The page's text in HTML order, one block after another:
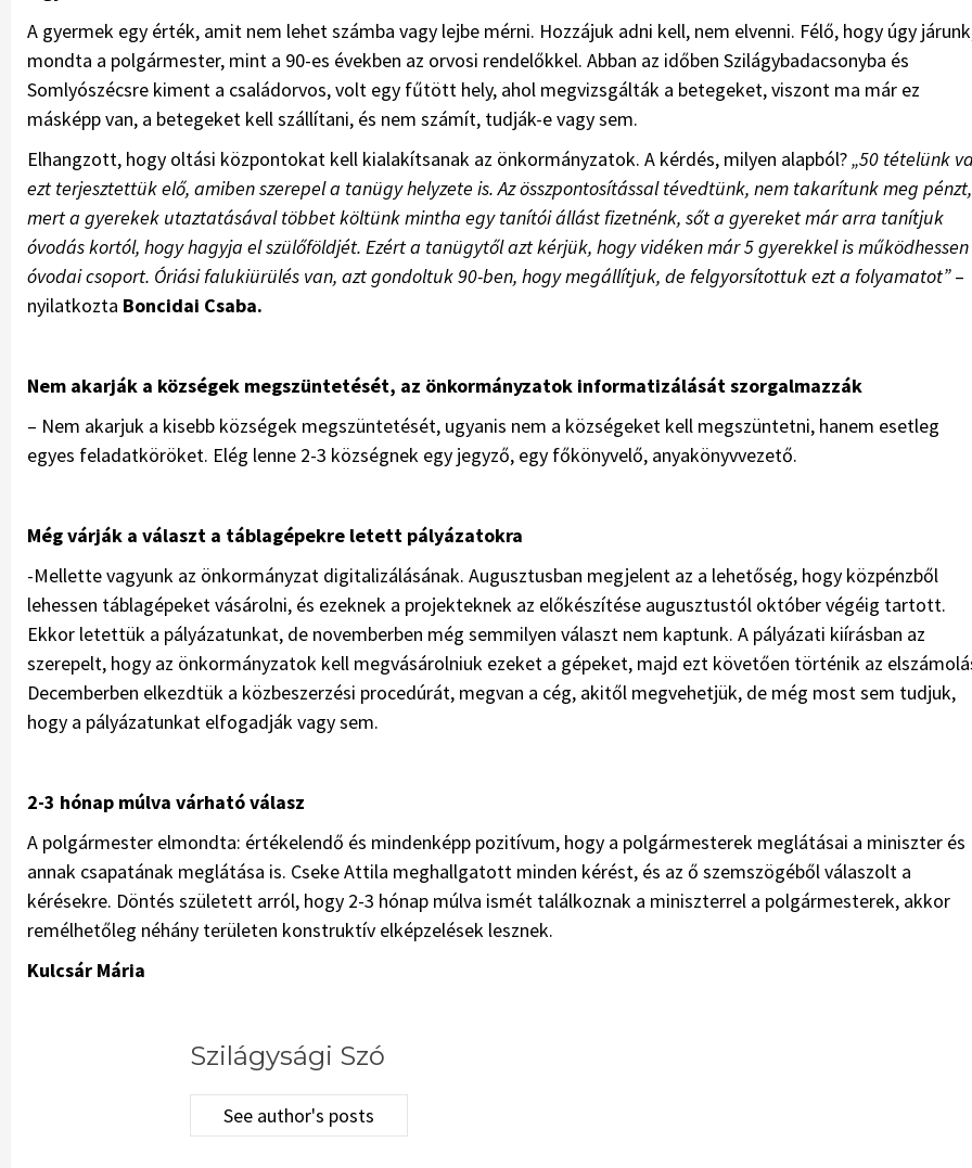
A gyermek egy érték, amit nem lehet számba vagy lejbe mérni. Hozzájuk adni kell, nem elvenni. Félő, hogy úgy
mondta a polgármester, mint a 90-es években az orvosi rendelőkkel. Abban az időben Szilágybadacsonyba és
Somlyószécsre kiment a családorvos, volt egy fűtött hely, ahol megvizsgálták a betegeket, viszont ma már ez
másképp van, a betegeket kell szállítani, és nem számít, tudják-e vagy sem.
Elhangzott, hogy oltási központokat kell kialakítsanak az önkormányzatok. A kérdés, milyen alapból?„50 tételünk
ezt terjesztettük elő, amiben szerepel a tanügy helyzete is. Az összpontosítással tévedtünk, nem takarítunk meg pénzt,
mert a gyerekek utaztatásával többet költünk mintha egy tanítói állást fizetnénk, sőt a gyereket már arra tanítjuk
óvodás kortól, hogy hagyja el szülőföldjét. Ezért a tanügytől azt kérjük, hogy vidéken már 5 gyerekkel is működhessen
óvodai csoport. Óriási falukiürülés van, azt gondoltuk 90-ben, hogy megállítjuk, de felgyorsítottuk ezt a folyamatot”–
nyilatkozta Boncidai Csaba.
Nem akarják a községek megszüntetését, az önkormányzatok informatizálását szorgalmazzák
– Nem akarjuk a kisebb községek megszüntetését, ugyanis nem a községeket kell megszüntetni, hanem esetleg
egyes feladatköröket. Elég lenne 2-3 községnek egy jegyző, egy főkönyvelő, anyakönyvvezető.
Még várják a választ a táblagépekre letett pályázatokra
-Mellette vagyunk az önkormányzat digitalizálásának. Augusztusban megjelent az a lehetőség, hogy közpénzből
lehessen táblagépeket vásárolni, és ezeknek a projekteknek az előkészítése augusztustól október végéig tartott.
Ekkor letettük a pályázatunkat, de novemberben még semmilyen választ nem kaptunk. A pályázati kiírásban az
szerepelt, hogy az önkormányzatok kell megvásárolniuk ezeket a gépeket, majd ezt követően történik az
Decemberben elkezdtük a közbeszerzési procedúrát, megvan a cég, akitől megvehetjük, de még most sem tudjuk,
hogy a pályázatunkat elfogadják vagy sem.
2-3 hónap múlva várható válasz
A polgármester elmondta: értékelendő és mindenképp pozitívum, hogy a polgármesterek meglátásai a miniszter és
annak csapatának meglátása is. Cseke Attila meghallgatott minden kérést, és az ő szemszögéből válaszolt a
kérésekre. Döntés született arról, hogy 2-3 hónap múlva ismét találkoznak a miniszterrel a polgármesterek, akkor
remélhetőleg néhány területen konstruktív elképzelések lesznek.
Kulcsár Mária
Szilágysági Szó
See author's posts